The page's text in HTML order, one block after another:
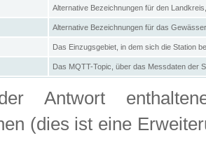
Alternative Bezeichnungen für den
Alternative Bezeichnungen für das
Das Einzugsgebiet, in dem sich die Station
Das MQTT-Topic, über das Messdaten der
Antwort
(dies ist eine